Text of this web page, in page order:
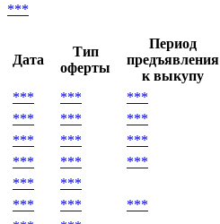
***
Дата
Тип
оферты
Период
предъявления
к выкупу
***
*** ***
***
*** ***
***
*** ***
***
*** ***
***
***
***
*** ***